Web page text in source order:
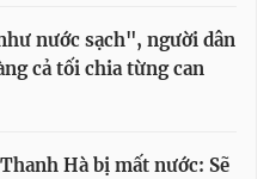
nước sạch", người dân
cả tối chia từng can
Hà bị mất nước: Sẽ